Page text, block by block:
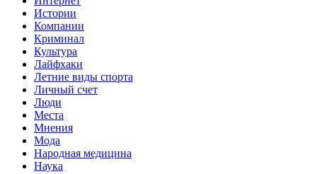
Истории
Компании
Криминал
Культура
Лайфхаки
Летние виды спорта
Личный счет
Люди
Места
Мнения
Мода
Народная медицина
Наука